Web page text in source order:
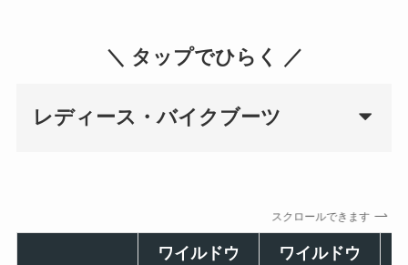
＼ タップでひらく ／
レディース・バイクブーツ
スクロールできます
ワイルドウ
ワイルドウ